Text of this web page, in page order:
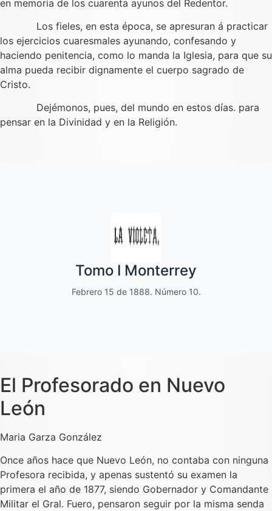
en memoria de los cuarenta ayunos del Redentor.
Los fieles, en esta época, se apresuran á practicar
los ejercicios cuaresmales ayunando, confesando y
haciendo penitencia, como lo manda la Iglesia, para que su
alma pueda recibir dignamente el cuerpo sagrado de
Cristo.
Dejémonos, pues, del mundo en estos días. para
pensar en la Divinidad y en la Religión.
Tomo I Monterrey
Febrero 15 de 1888. Número 10.
y de variedades
Dedicado a las familias.
El Profesorado en Nuevo
León
Maria Garza González
Once años hace que Nuevo León, no contaba con ninguna
Profesora recibida, y apenas sustentó su examen la
primera el año de 1877, siendo Gobernador y Comandante
Militar el Gral. Fuero, pensaron seguir por la misma senda